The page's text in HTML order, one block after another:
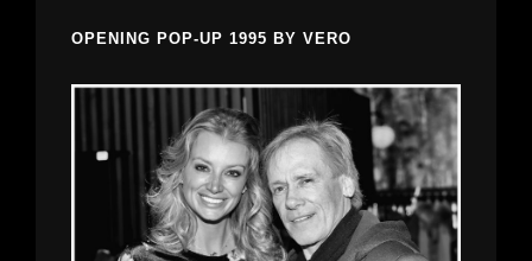
OPENING POP-UP 1995 BY VERO